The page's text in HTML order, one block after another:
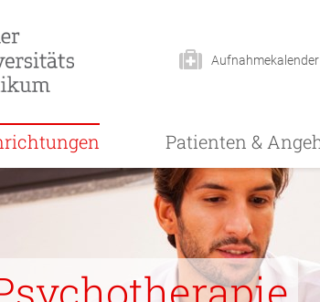
Aufnahmekalender
Patienten &